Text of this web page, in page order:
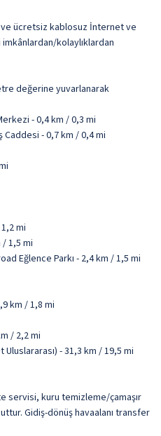
ve ücretsiz kablosuz İnternet ve
kolaylıklardan
değerine yuvarlanarak
- 0,4 km / 0,3 mi
Caddesi - 0,7 km / 0,4 mi
mi
/ 1,5 mi
Eğlence Parkı - 2,4 km / 1,5 mi
km / 1,8 mi
/ 2,2 mi
Uluslararası) - 31,3 km / 19,5 mi
servisi, kuru temizleme/çamaşır
Gidiş-dönüş havaalanı transfer